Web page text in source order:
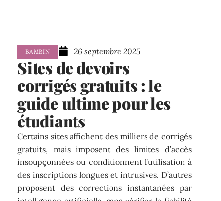
BAMBIN 26 septembre 2025
Sites de devoirs
corrigés gratuits : le
guide ultime pour les
étudiants
Certains sites affichent des milliers de corrigés
gratuits, mais imposent des limites d’accès
insoupçonnées ou conditionnent l’utilisation à
des inscriptions longues et intrusives. D’autres
proposent des corrections instantanées par